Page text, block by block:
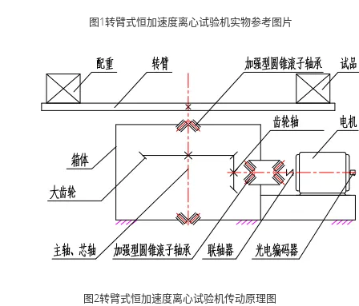
图1转臂式恒加速度离心试验机实物参考图片
图2转臂式恒加速度离心试验机传动原理图